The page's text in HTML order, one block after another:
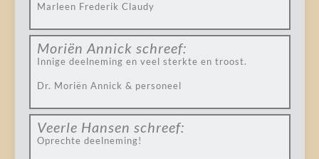
Marleen Frederik Claudy
Moriën Annick schreef:
Innige deelneming en veel sterkte en troost.
Dr. Moriën Annick & personeel
Veerle Hansen schreef:
Oprechte deelneming!